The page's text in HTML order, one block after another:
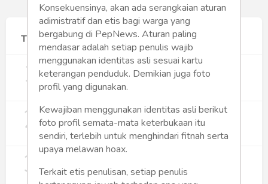
Terpopuler
1 Gerakan Sehat Berbasis Pesantren:
Pengabdian Masyarakat Prodi Spesialis
Keperawatan Medikal Bedah UNIMUS di
Semarang
352
2 MBG dan Perannya dalam Perluasan
Lapangan Kerja
274
3 Digitalisasi Koperasi Merah Putih Buka
Peluang Ekonomi Baru di Desa
Konsekuensinya, akan ada serangkaian aturan
adimistratif dan etis bagi warga yang
bergabung di PepNews. Aturan paling
mendasar adalah setiap penulis wajib
menggunakan identitas asli sesuai kartu
keterangan penduduk. Demikian juga foto
profil yang digunakan.
Kewajiban menggunakan identitas asli berikut
foto profil semata-mata keterbukaan itu
sendiri, terlebih untuk menghindari fitnah serta
upaya melawan hoax.
Terkait etis penulisan, setiap penulis